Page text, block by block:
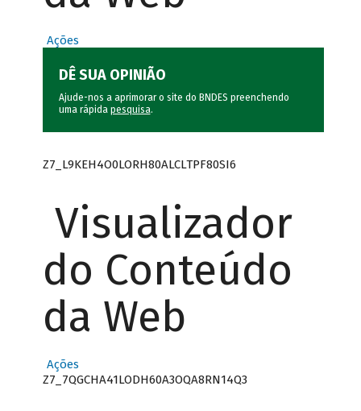
Ações
DÊ SUA OPINIÃO
Ajude-nos a aprimorar o site do BNDES preenchendo
uma rápida pesquisa.
Z7_L9KEH4O0LORH80ALCLTPF80SI6
Visualizador
do Conteúdo
da Web
Ações
Z7_7QGCHA41LODH60A3OQA8RN14Q3